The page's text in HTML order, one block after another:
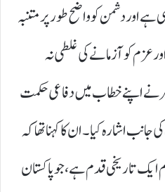
اور دشمن کو واضح طور پر متنبہ
عزم کو آزمانے کی غلطی نہ
نے اپنے خطاب میں دفاعی حکمت
جانب اشارہ کیا۔ ان کا کہنا تھا کہ
ایک تاریخی قدم ہے، جو پاکستان